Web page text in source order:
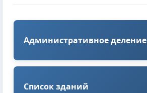
Административное деление
Список зданий